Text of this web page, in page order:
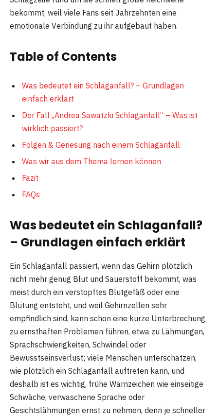
bekommt, weil viele Fans seit Jahrzehnten eine
emotionale Verbindung zu ihr aufgebaut haben.
Table of Contents
Was bedeutet ein Schlaganfall? – Grundlagen
einfach erklärt
Der Fall „Andrea Sawatzki Schlaganfall“ – Was ist
wirklich passiert?
Folgen & Genesung nach einem Schlaganfall
Was wir aus dem Thema lernen können
Fazit
FAQs
Was bedeutet ein Schlaganfall?
– Grundlagen einfach erklärt
Ein Schlaganfall passiert, wenn das Gehirn plötzlich
nicht mehr genug Blut und Sauerstoff bekommt, was
meist durch ein verstopftes Blutgefäß oder eine
Blutung entsteht, und weil Gehirnzellen sehr
empfindlich sind, kann schon eine kurze Unterbrechung
zu ernsthaften Problemen führen, etwa zu Lähmungen,
Sprachschwierigkeiten, Schwindel oder
Bewusstseinsverlust; viele Menschen unterschätzen,
wie plötzlich ein Schlaganfall auftreten kann, und
deshalb ist es wichtig, frühe Warnzeichen wie einseitige
Schwäche, verwaschene Sprache oder
Gesichtslähmungen ernst zu nehmen, denn je schneller